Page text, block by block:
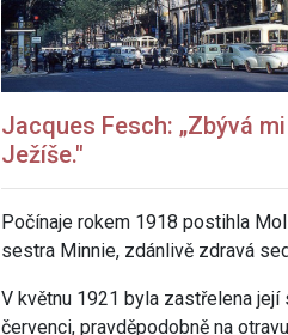
Jacques Fesch: „Zbývá
Ježíše."
Počínaje rokem 1918 postihla
sestra Minnie, zdánlivě zdravá
V květnu 1921 byla zastřelena
červenci, pravděpodobně na